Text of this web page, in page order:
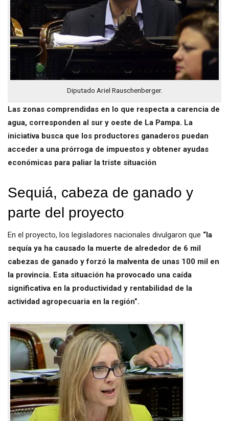
Diputado Ariel Rauschenberger.
Las zonas comprendidas en lo que respecta a carencia de
agua, corresponden al sur y oeste de La Pampa. La
iniciativa busca que los productores ganaderos puedan
acceder a una prórroga de impuestos y obtener ayudas
económicas para paliar la triste situación
Sequiá, cabeza de ganado y
parte del proyecto
En el proyecto, los legisladores nacionales divulgaron que “la
sequía ya ha causado la muerte de alrededor de 6 mil
cabezas de ganado y forzó la malventa de unas 100 mil en
la provincia. Esta situación ha provocado una caída
significativa en la productividad y rentabilidad de la
actividad agropecuaria en la región”.